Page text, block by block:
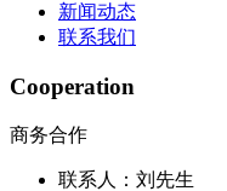
新闻动态
联系我们
Cooperation
商务合作
联系人：刘先生